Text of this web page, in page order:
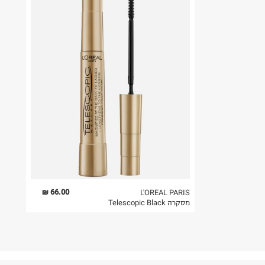
66.00 ₪
L'OREAL PARIS
מסקרה Telescopic Black